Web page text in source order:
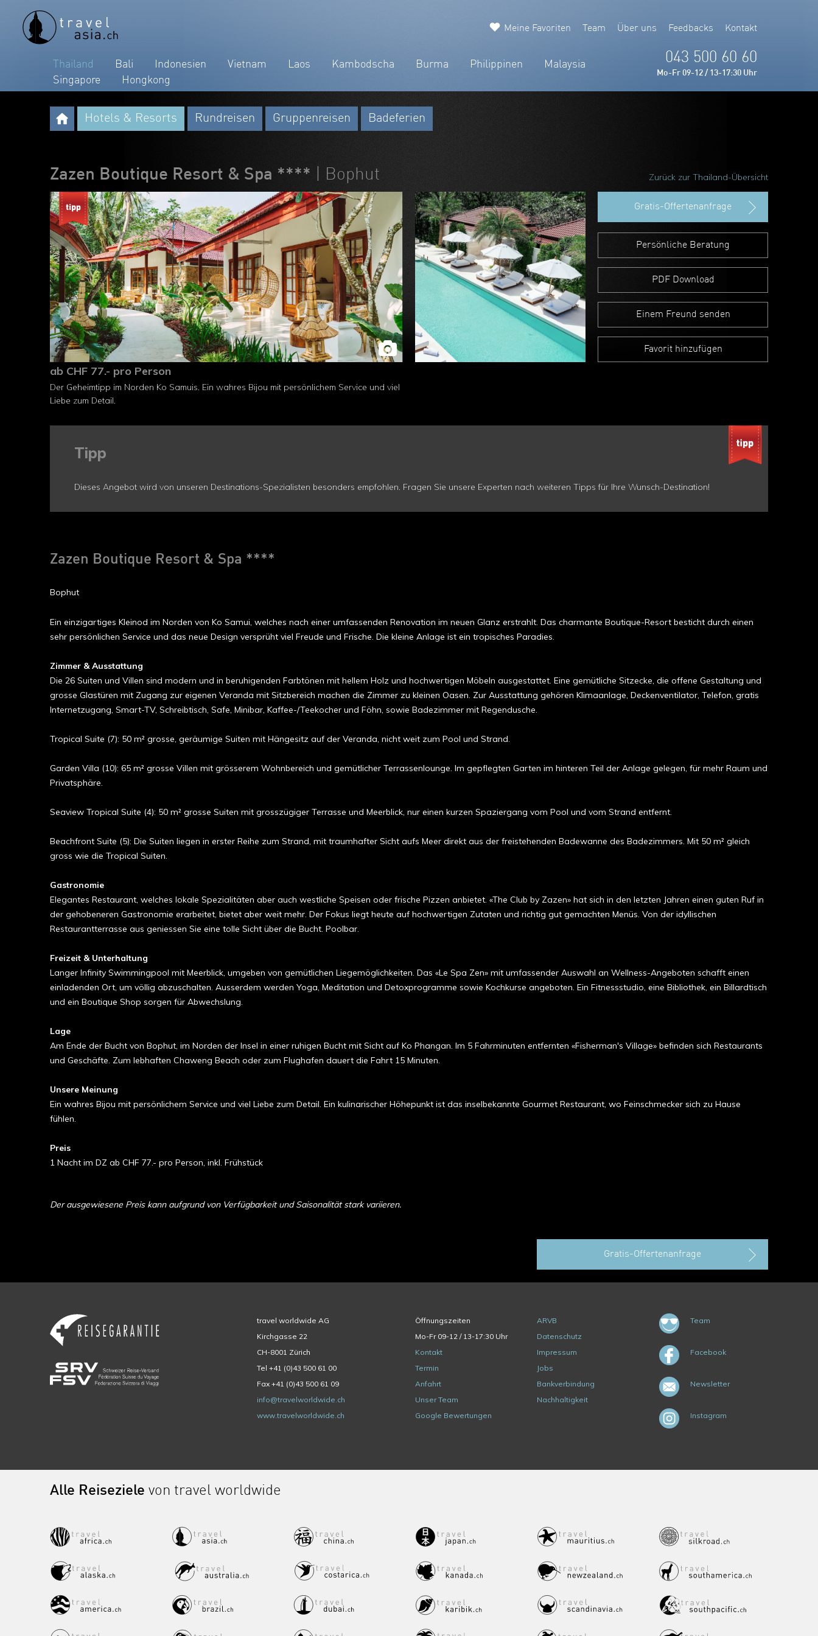
Thailand Bali Indonesien Vietnam Laos Kambodscha Burma Philippinen
Malaysia
Singapore
Hongkong
Meine Favoriten Team Über uns Feedbacks Kontakt
043 500 60 60
Mo-Fr 09-12 / 13-17:30 Uhr
Hotels & Resorts Rundreisen Gruppenreisen Badeferien
Zurück zur Thailand-Übersicht
Zazen Boutique Resort & Spa **** | Bophut
Gratis-Offertenanfrage
Persönliche Beratung
PDF Download
Einem Freund senden
Favorit hinzufügen
ab CHF 77.- pro Person
Der Geheimtipp im Norden Ko Samuis. Ein wahres Bijou mit persönlichem Service und viel
Liebe zum Detail.
Tipp
Dieses Angebot wird von unseren Destinations-Spezialisten besonders empfohlen. Fragen Sie unsere Experten nach weiteren Tipps für Ihre Wunsch-Destination!
Zazen Boutique Resort & Spa ****
Bophut
Ein einzigartiges Kleinod im Norden von Ko Samui, welches nach einer umfassenden Renovation im neuen Glanz erstrahlt. Das charmante Boutique-Resort besticht durch einen
sehr persönlichen Service und das neue Design versprüht viel Freude und Frische. Die kleine Anlage ist ein tropisches Paradies.
Zimmer & Ausstattung
Die 26 Suiten und Villen sind modern und in beruhigenden Farbtönen mit hellem Holz und hochwertigen Möbeln ausgestattet. Eine gemütliche Sitzecke, die offene Gestaltung und
grosse Glastüren mit Zugang zur eigenen Veranda mit Sitzbereich machen die Zimmer zu kleinen Oasen. Zur Ausstattung gehören Klimaanlage, Deckenventilator, Telefon, gratis
Internetzugang, Smart-TV, Schreibtisch, Safe, Minibar, Kaffee-/Teekocher und Föhn, sowie Badezimmer mit Regendusche.
Tropical Suite (7): 50 m² grosse, geräumige Suiten mit Hängesitz auf der Veranda, nicht weit zum Pool und Strand.
Garden Villa (10): 65 m² grosse Villen mit grösserem Wohnbereich und gemütlicher Terrassenlounge. Im gepflegten Garten im hinteren Teil der Anlage gelegen, für mehr Raum und
Privatsphäre.
Seaview Tropical Suite (4): 50 m² grosse Suiten mit grosszügiger Terrasse und Meerblick, nur einen kurzen Spaziergang vom Pool und vom Strand entfernt.
Beachfront Suite (5): Die Suiten liegen in erster Reihe zum Strand, mit traumhafter Sicht aufs Meer direkt aus der freistehenden Badewanne des Badezimmers. Mit 50 m² gleich
gross wie die Tropical Suiten.
Gastronomie
Elegantes Restaurant, welches lokale Spezialitäten aber auch westliche Speisen oder frische Pizzen anbietet. «The Club by Zazen» hat sich in den letzten Jahren einen guten Ruf in
der gehobeneren Gastronomie erarbeitet, bietet aber weit mehr. Der Fokus liegt heute auf hochwertigen Zutaten und richtig gut gemachten Menüs. Von der idyllischen
Restaurantterrasse aus geniessen Sie eine tolle Sicht über die Bucht. Poolbar.
Freizeit & Unterhaltung
Langer Infinity Swimmingpool mit Meerblick, umgeben von gemütlichen Liegemöglichkeiten. Das «Le Spa Zen» mit umfassender Auswahl an Wellness-Angeboten schafft einen
einladenden Ort, um völlig abzuschalten. Ausserdem werden Yoga, Meditation und Detoxprogramme sowie Kochkurse angeboten. Ein Fitnessstudio, eine Bibliothek, ein Billardtisch
und ein Boutique Shop sorgen für Abwechslung.
Lage
Am Ende der Bucht von Bophut, im Norden der Insel in einer ruhigen Bucht mit Sicht auf Ko Phangan. Im 5 Fahrminuten entfernten «Fisherman's Village» befinden sich Restaurants
und Geschäfte. Zum lebhaften Chaweng Beach oder zum Flughafen dauert die Fahrt 15 Minuten.
Unsere Meinung
Ein wahres Bijou mit persönlichem Service und viel Liebe zum Detail. Ein kulinarischer Höhepunkt ist das inselbekannte Gourmet Restaurant, wo Feinschmecker sich zu Hause
fühlen.
Preis
1 Nacht im DZ ab CHF 77.- pro Person, inkl. Frühstück
Der ausgewiesene Preis kann aufgrund von Verfügbarkeit und Saisonalität stark variieren.
Gratis-Offertenanfrage
travel worldwide AG
Kirchgasse 22
CH-8001 Zürich
Tel +41 (0)43 500 61 00
Fax +41 (0)43 500 61 09
info@travelworldwide.ch
www.travelworldwide.ch
Öffnungszeiten
Mo-Fr 09-12 / 13-17:30 Uhr
Kontakt
Termin
Anfahrt
Unser Team
Google Bewertungen
ARVB
Datenschutz
Impressum
Jobs
Bankverbindung
Nachhaltigkeit
Team
Facebook
Newsletter
Instagram
Alle Reiseziele von travel worldwide